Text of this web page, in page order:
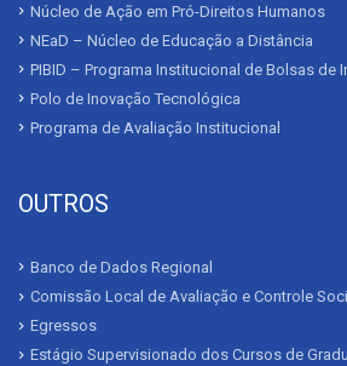
Núcleo de Ação em Pró-Direitos Humanos
NEaD – Núcleo de Educação a Distância
PIBID – Programa Institucional de Bolsas de
Polo de Inovação Tecnológica
Programa de Avaliação Institucional
OUTROS
Banco de Dados Regional
Comissão Local de Avaliação e Controle
Egressos
Estágio Supervisionado dos Cursos de